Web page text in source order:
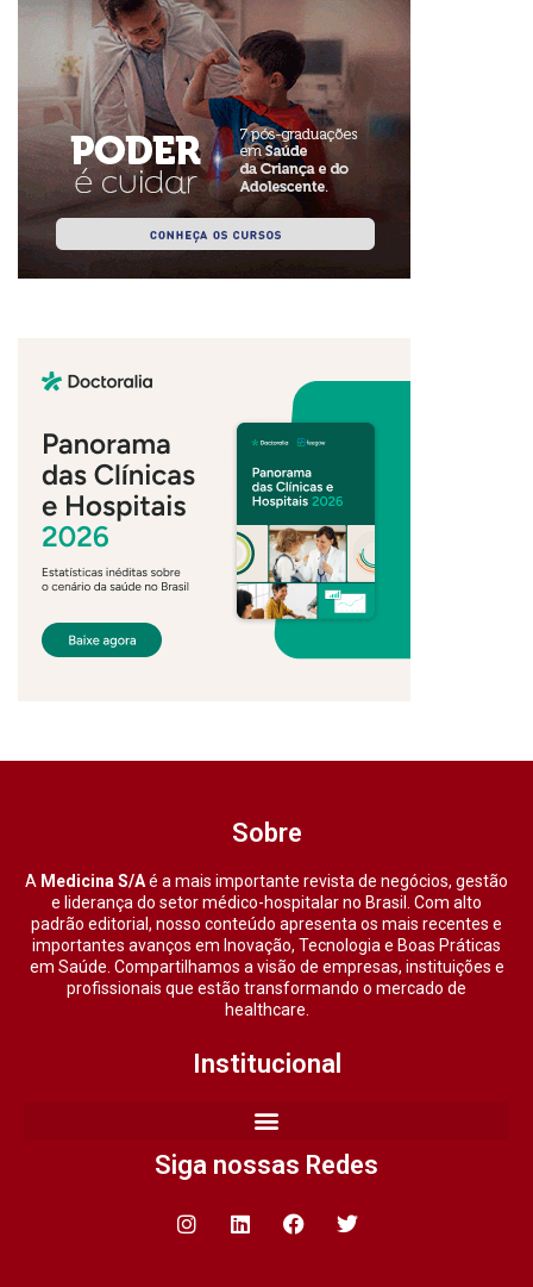
Sobre
A Medicina S/Aé a mais importante revista de negócios, gestão
e liderança do setor médico-hospitalar no Brasil. Com alto
padrão editorial, nosso conteúdo apresenta os mais recentes e
importantes avanços em Inovação, Tecnologia e Boas Práticas
em Saúde. Compartilhamos a visão de empresas, instituições e
profissionais que estão transformando o mercado de
healthcare.
Institucional
Siga nossas Redes